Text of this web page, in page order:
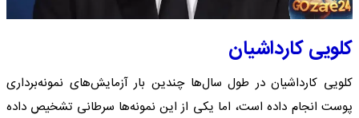
کلویی کارداشیان
کلویی کارداشیان در طول سال‌ها چندین بار آزمایش‌های نمونه‌برداری
پوست انجام داده است، اما یکی از این نمونه‌ها سرطانی تشخیص داده